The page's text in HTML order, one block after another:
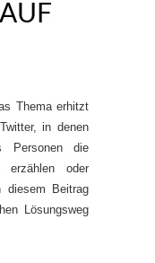
Thema erhitzt
in denen
Personen die
erzählen oder
diesem Beitrag
Lösungsweg